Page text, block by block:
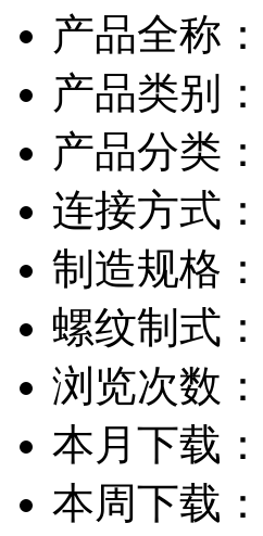
产品全称：
产品类别：
产品分类：
连接方式：
制造规格：
螺纹制式：
浏览次数：
本月下载：
本周下载：